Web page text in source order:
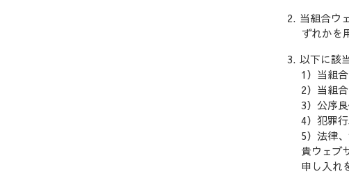
当組合ウ
ずれかを
以下に該
1）当組
2）当組
3）公序
4）犯罪
5）法律
貴ウェブ
申し入れ